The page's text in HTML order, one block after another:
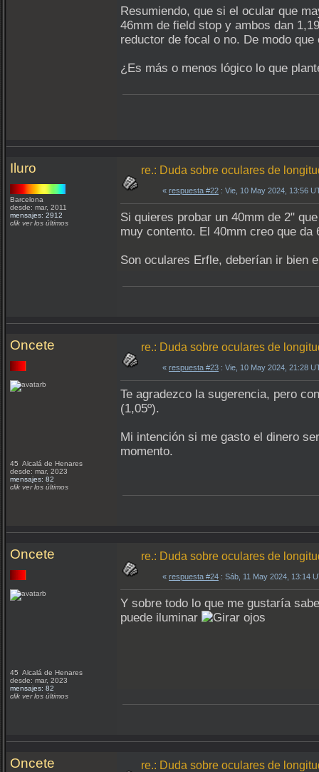
Resumiendo, que si el ocular que
46mm de field stop y ambos dan
reductor de focal o no. De modo
¿Es más o menos lógico lo que
Iluro
Barcelona
desde: mar, 2011
mensajes: 2912
clik ver los últimos
re.: Duda sobre oculares de
« respuesta #22 : Vie, 10 May 2024, 13:56
Si quieres probar un 40mm de 2"
muy contento. El 40mm creo que da
Son oculares Erfle, deberían ir bien
Oncete
45 Alcalá de Henares
desde: mar, 2023
mensajes: 82
clik ver los últimos
re.: Duda sobre oculares de
« respuesta #23 : Vie, 10 May 2024, 21:28
Te agradezco la sugerencia, pero
(1,05º).
Mi intención si me gasto el dinero
momento.
Oncete
45 Alcalá de Henares
desde: mar, 2023
mensajes: 82
clik ver los últimos
re.: Duda sobre oculares de
« respuesta #24 : Sáb, 11 May 2024, 13:14
Y sobre todo lo que me gustaría
puede iluminar
Oncete re.: Duda sobre oculares de